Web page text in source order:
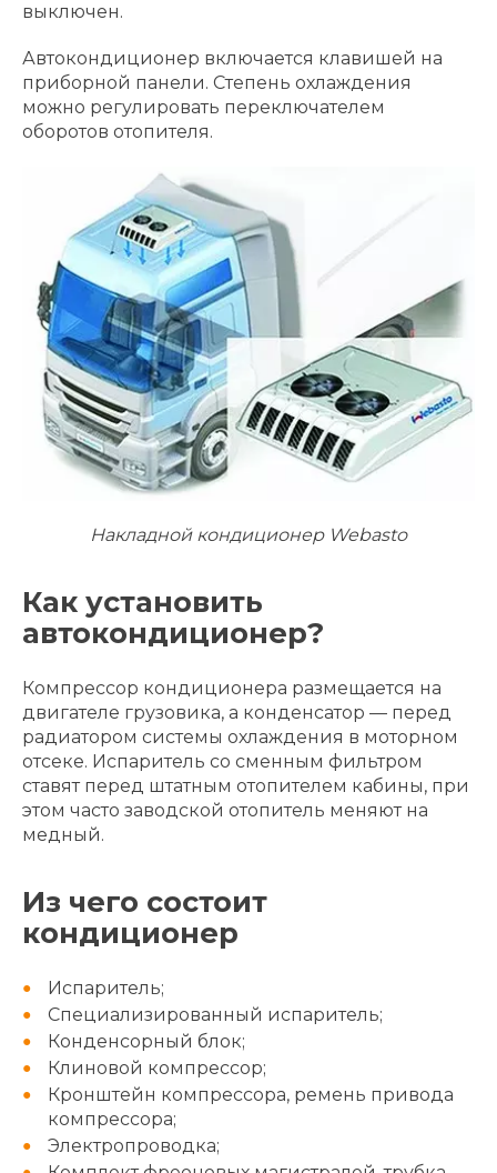
выключен.
Автокондиционер включается клавишей на
приборной панели. Степень охлаждения
можно регулировать переключателем
оборотов отопителя.
Накладной кондиционер Webasto
Как установить
автокондиционер?
Компрессор кондиционера размещается на
двигателе грузовика, а конденсатор — перед
радиатором системы охлаждения в моторном
отсеке. Испаритель со сменным фильтром
ставят перед штатным отопителем кабины, при
этом часто заводской отопитель меняют на
медный.
Из чего состоит
кондиционер
Испаритель;
Специализированный испаритель;
Конденсорный блок;
Клиновой компрессор;
Кронштейн компрессора, ремень привода
компрессора;
Электропроводка;